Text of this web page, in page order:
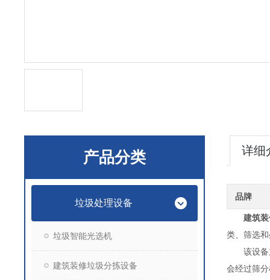
产品分类
垃圾处理设备
垃圾智能光选机
建筑装修垃圾分拣设备
详细
品牌
建筑
类、筛
该设备主
会经过筛